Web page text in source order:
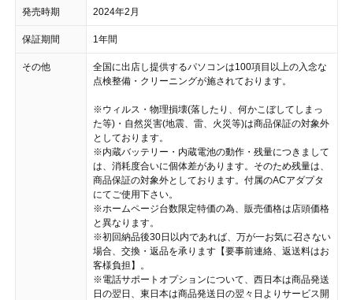
発売時期 2024年2月
保証期間 1年間
その他
全国に出店し提供するパソコンは100項目以上の入念な
点検整備・クリーニングが施されております。
※ウィルス・物理損壊(落したり、何かこぼしてしまっ
た等)・自然災害(地震、雷、火災等)は商品保証の対象外
としております。
※内蔵バッテリー・内蔵電池の動作・残量につきまして
は、消耗度合いに個体差があります。そのため残量は、
商品保証の対象外としております。付属のACアダプタ
にてご使用下さい。
※ホームページ台数限定特価の為、販売価格は店頭価格
と異なります。
※初回納品後30日以内であれば、万が一お気に召さない
場合、交換・返品を承ります【要事前連絡、返送料はお
客様負担】。
※電話サポートオプションについて、西日本は商品発送
日の翌日、東日本は商品発送日の翌々日よりサービス開